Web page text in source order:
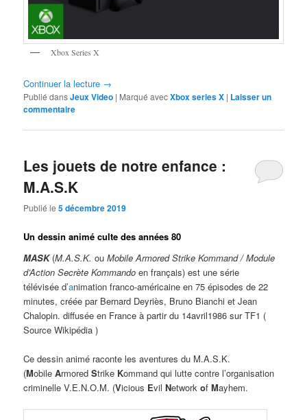
Xbox Series X
Continuer la lecture →
Publié dansJeux Video | Marqué avecXbox series X | Laisser un
commentaire
Les jouets de notre enfance :
M.A.S.K
Publié le5 décembre 2019
Un dessin animé culte des années 80
MASK(M.A.S.K. ouMobile Armored Strike Kommand / Module
d’Action Secrète Kommando en français) est une série
télévisée d’animation franco-américaine en 75 épisodes de 22
minutes, créée par Bernard Deyriès, Bruno Bianchi et Jean
Chalopin. diffusée en France à partir du 14avril1986 sur TF1 (
Source Wikipédia )
Ce dessin animé raconte les aventures du M.A.S.K.
(MobileArmoredStrike Kommand qui lutte contre l’organisation
criminelle V.E.N.O.M. (Vicious EvilNetworkofMayhem.